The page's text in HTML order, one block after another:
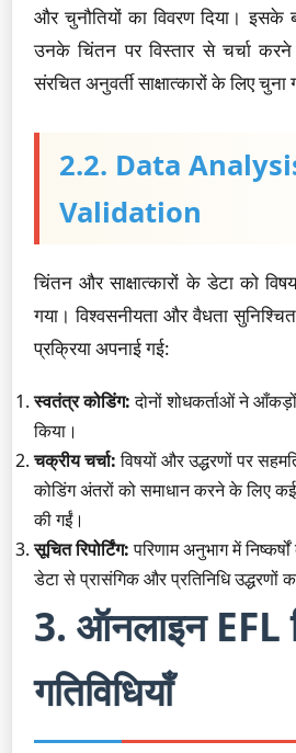
और चुनौतियों का विवरण दिया। इसके
उनके चिंतन पर विस्तार से चर्चा
संरचित अनुवर्ती साक्षात्कारों के लिए चुना
2.2. Data
Validation
चिंतन और साक्षात्कारों के डेटा को
गया। विश्वसनीयता और वैधता
प्रक्रिया अपनाई गई:
स्वतंत्र कोडिंग:दोनों शोधकर्ताओं ने
किया।
चक्रीय चर्चा:विषयों और उद्धरणों पर
कोडिंग अंतरों को समाधान करने के लिए कई
की गईं।
सूचित रिपोर्टिंग:परिणाम अनुभाग में
डेटा से प्रासंगिक और प्रतिनिधि उद्धरणों
3. ऑनलाइन EFL
गतिविधियाँ